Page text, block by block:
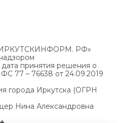
РФ»
принятия решения о
77 – 76638 от 24.09.2019
города Иркутска (ОГРН
Нина Александровна